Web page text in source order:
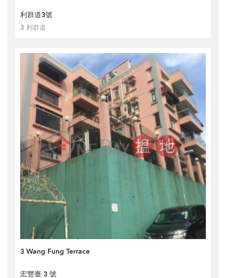
利群道3號
3 利群道
3 Wang Fung Terrace
宏豐臺 3 號